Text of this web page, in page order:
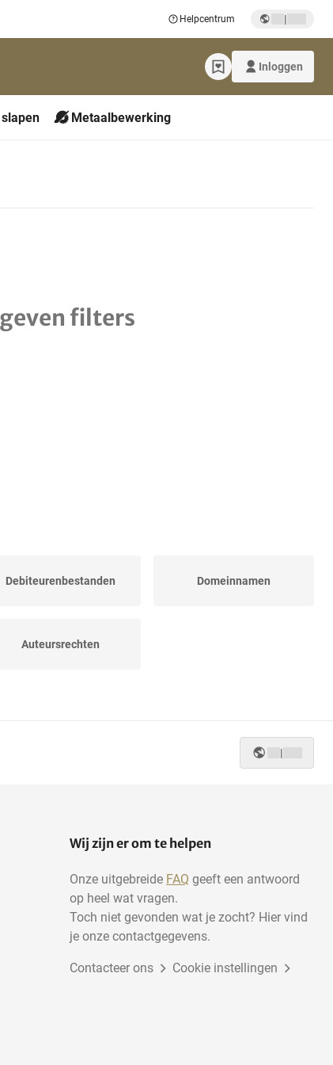
Helpcentrum |
Inloggen
Metaalbewerking
filters
Debiteurenbestanden Domeinnamen
Auteursrechten
|
Wij zijn er om te helpen
Onze uitgebreide FAQ geeft een antwoord
op heel wat vragen.
Toch niet gevonden wat je zocht? Hier vind
je onze contactgegevens.
Contacteer ons Cookie instellingen